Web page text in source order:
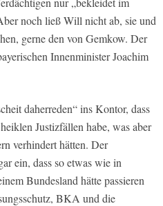
noch ließ Will nicht ab, sie und
gerne den von Gemkow. Der
Innenminister Joachim
daherreden“ ins Kontor, dass
Justizfällen habe, was aber
verhindert hätten. Der
ein, dass so etwas wie in
Bundesland hätte passieren
BKA und die